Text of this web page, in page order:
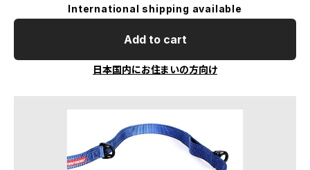
International shipping available
Add to cart
日本国内にお住まいの方向け